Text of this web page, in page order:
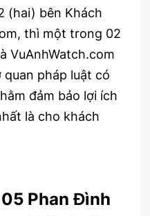
(hai) bên Khách
thì một trong 02
VuAnhWatch.com
quan pháp luật có
đảm bảo lợi ích
là cho khách
05 Phan Đình